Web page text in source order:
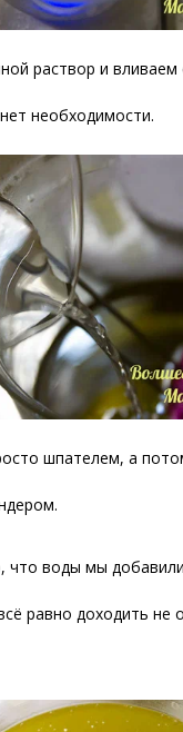
раствор и вливаем
необходимости.
шпателем, а
что воды мы
равно доходить не